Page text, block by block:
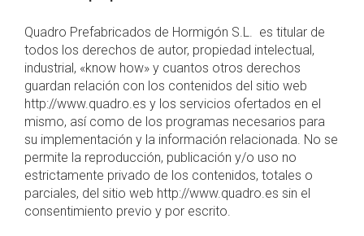
Quadro Prefabricados de Hormigón S.L. es titular de
todos los derechos de autor, propiedad intelectual,
industrial, «know how» y cuantos otros derechos
guardan relación con los contenidos del sitio web
http://www.quadro.es y los servicios ofertados en el
mismo, así como de los programas necesarios para
su implementación y la información relacionada. No se
permite la reproducción, publicación y/o uso no
estrictamente privado de los contenidos, totales o
parciales, del sitio web http://www.quadro.es sin el
consentimiento previo y por escrito.